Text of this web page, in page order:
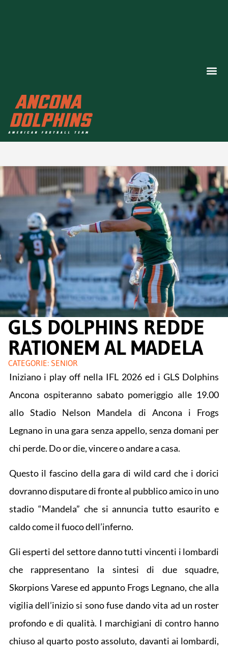
GLS DOLPHINS REDDE
RATIONEM AL MADELA
CATEGORIE: SENIOR
Iniziano i play off nella IFL 2026 ed i GLS Dolphins
Ancona ospiteranno sabato pomeriggio alle 19.00
allo Stadio Nelson Mandela di Ancona i Frogs
Legnano in una gara senza appello, senza domani per
chi perde. Do or die, vincere o andare a casa.
Questo il fascino della gara di wild card che i dorici
dovranno disputare di fronte al pubblico amico in uno
stadio “Mandela” che si annuncia tutto esaurito e
caldo come il fuoco dell’inferno.
Gli esperti del settore danno tutti vincenti i lombardi
che rappresentano la sintesi di due squadre,
Skorpions Varese ed appunto Frogs Legnano, che alla
vigilia dell’inizio si sono fuse dando vita ad un roster
profondo e di qualità. I marchigiani di contro hanno
chiuso al quarto posto assoluto, davanti ai lombardi,